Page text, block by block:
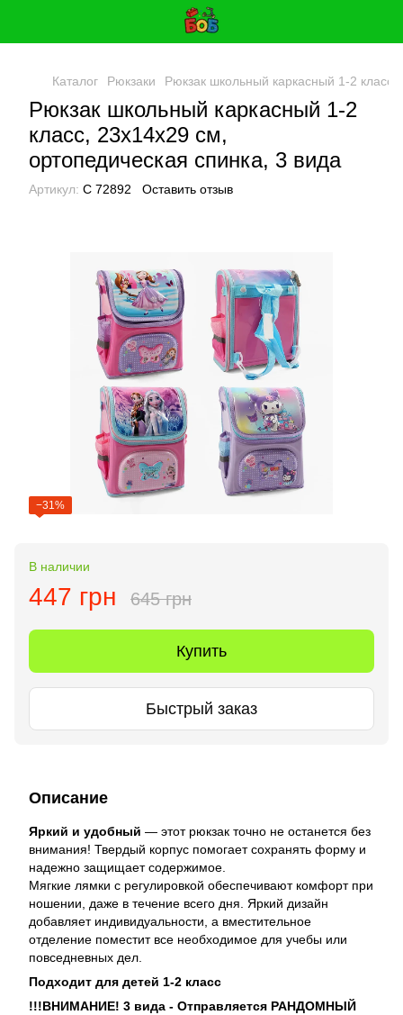
Каталог Рюкзаки Рюкзак школьный каркасный 1-2
Рюкзак школьный каркасный 1-2
класс, 23х14х29 см,
ортопедическая спинка, 3 вида
Артикул: C 72892 Оставить отзыв
−31%
В наличии
447 грн 645 грн
Купить
Быстрый заказ
Описание
Яркий и удобный — этот рюкзак точно не останется без
внимания! Твердый корпус помогает сохранять форму и
надежно защищает содержимое.
Мягкие лямки с регулировкой обеспечивают комфорт при
ношении, даже в течение всего дня. Яркий дизайн
добавляет индивидуальности, а вместительное
отделение поместит все необходимое для учебы или
повседневных дел.
Подходит для детей 1-2 класс
!!!ВНИМАНИЕ! 3 вида - Отправляется РАНДОМНЫЙ